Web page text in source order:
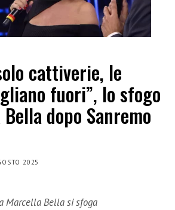
cattiverie, le
fuori”, lo sfogo
dopo Sanremo
2025
Marcella Bella si sfoga